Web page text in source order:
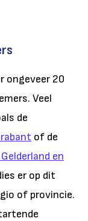
ongeveer 20
Veel
de
of de
en
er op dit
of provincie.